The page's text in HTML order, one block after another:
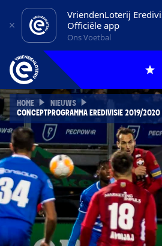
VriendenLoterij
Officiële app
Ons Voetbal
HOME
NIEUWS
CONCEPTPROGRAMMA EREDIVISIE 2019/2020